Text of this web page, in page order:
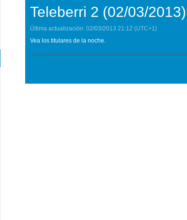
Teleberri 2 (02/03/2013)
Última actualización: 02/03/2013 21:12 (UTC+1)
Vea los titulares de la noche.